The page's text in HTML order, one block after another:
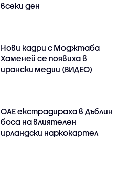
всеки ден
Нови кадри с Моджтаба
Хаменей се появиха в
ирански медии (ВИДЕО)
ОАЕ екстрадираха в Дъблин
боса на влиятелен
ирландски наркокартел